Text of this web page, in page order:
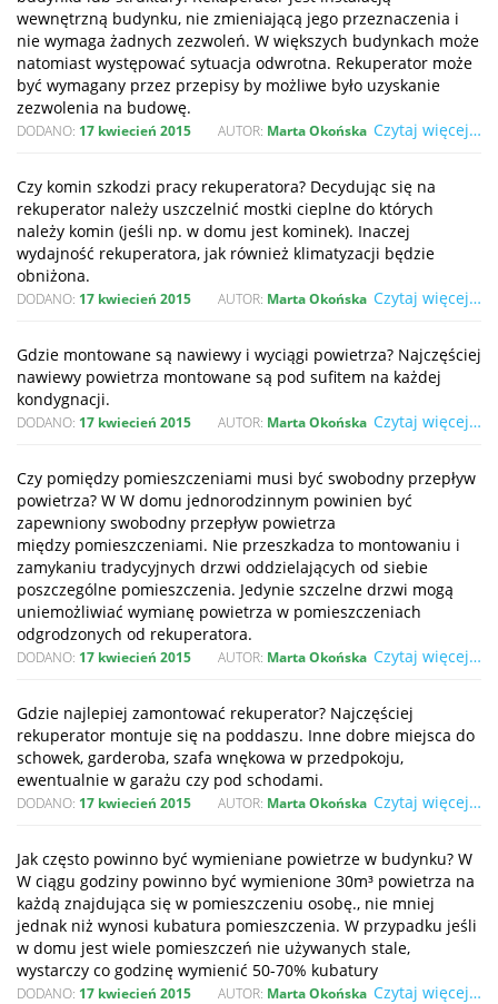
wewnętrzną budynku, nie zmieniającą jego przeznaczenia i
nie wymaga żadnych zezwoleń. W większych budynkach może
natomiast występować sytuacja odwrotna. Rekuperator może
być wymagany przez przepisy by możliwe było uzyskanie
zezwolenia na budowę.
DODANO: 17 kwiecień 2015 AUTOR: Marta Okońska Czytaj więcej…
Czy komin szkodzi pracy rekuperatora? Decydując się na
rekuperator należy uszczelnić mostki cieplne do których
należy komin (jeśli np. w domu jest kominek). Inaczej
wydajność rekuperatora, jak również klimatyzacji będzie
obniżona.
DODANO: 17 kwiecień 2015 AUTOR: Marta Okońska Czytaj więcej…
Gdzie montowane są nawiewy i wyciągi powietrza? Najczęściej
nawiewy powietrza montowane są pod sufitem na każdej
kondygnacji.
DODANO: 17 kwiecień 2015 AUTOR: Marta Okońska Czytaj więcej…
Czy pomiędzy pomieszczeniami musi być swobodny przepływ
powietrza? W W domu jednorodzinnym powinien być
zapewniony swobodny przepływ powietrza
między pomieszczeniami. Nie przeszkadza to montowaniu i
zamykaniu tradycyjnych drzwi oddzielających od siebie
poszczególne pomieszczenia. Jedynie szczelne drzwi mogą
uniemożliwiać wymianę powietrza w pomieszczeniach
odgrodzonych od rekuperatora.
DODANO: 17 kwiecień 2015 AUTOR: Marta Okońska Czytaj więcej…
Gdzie najlepiej zamontować rekuperator? Najczęściej
rekuperator montuje się na poddaszu. Inne dobre miejsca do
schowek, garderoba, szafa wnękowa w przedpokoju,
ewentualnie w garażu czy pod schodami.
DODANO: 17 kwiecień 2015 AUTOR: Marta Okońska Czytaj więcej…
Jak często powinno być wymieniane powietrze w budynku? W
W ciągu godziny powinno być wymienione 30m³ powietrza na
każdą znajdująca się w pomieszczeniu osobę., nie mniej
jednak niż wynosi kubatura pomieszczenia. W przypadku jeśli
w domu jest wiele pomieszczeń nie używanych stale,
wystarczy co godzinę wymienić 50-70% kubatury
DODANO: 17 kwiecień 2015 AUTOR: Marta Okońska Czytaj więcej…